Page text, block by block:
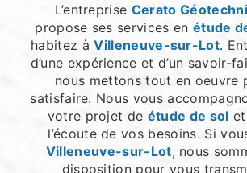
L’entreprise Cerato
propose ses services en étude
habitez àVilleneuve-sur-Lot.
d’une expérience et d’un savoir-
nous mettons tout en oeuvre
satisfaire. Nous vous
votre projet de étude de sol
l’écoute de vos besoins. Si
Villeneuve-sur-Lot, nous
disposition pour vous